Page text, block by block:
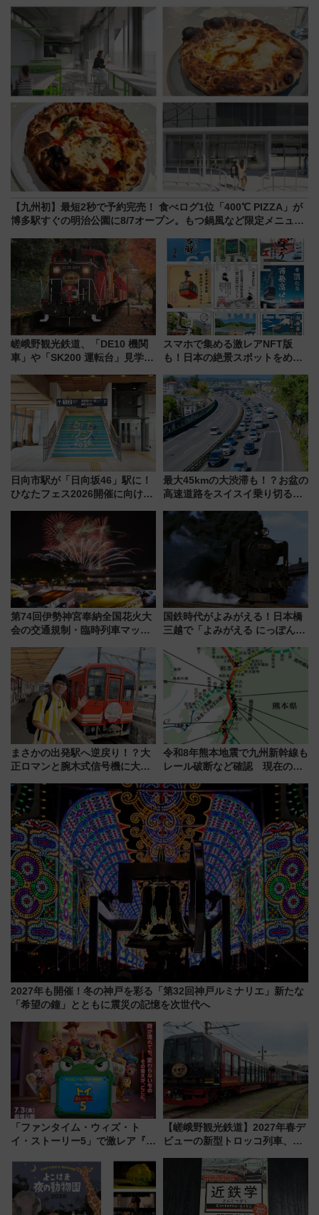
ーン始まる 条件は「夏の国内
線に2回搭乗」
月7日限定 ソフトバンクホーク
スとコラボ
【九州初】最短2秒で予約完売！ 食べログ1位「400℃ PIZZA」が
博多駅すぐの明治公園に8/7オープン。もつ鍋風など限定メニュー
嵯峨野観光鉄道、「DE10 機関
車」や「SK200 運転台」見学ツ
トの一環で激レア体験できちゃ
うかも 参加方法やスケジュール
をご紹介
スマホで集める激レアNFT版
も！日本の絶景スポットをめぐ
ん)」企画がスタート
日向市駅が「日向坂46」駅に！
ひなたフェス2026開催に向けJR
全力応援 夜行列車「ドリーム
おひさま号」も走る
最大45kmの大渋滞も！？お盆の
高速道路をスイスイ乗り切る快
第74回伊勢神宮奉納全国花火大
会の交通規制・臨時列車マッ
セス
国鉄時代がよみがえる！日本橋
三越で「よみがえる にっぽんの
敬の名作写真も、駅弁フェスも
同時開催！
まさかの出発駅へ逆戻り！？大
正ロマンと腕木式信号機に大興
目の舞台は岐阜県の「明知鉄
道」
令和8年熊本地震で九州新幹線も
レール破断など確認 現在の運
響
2027年も開催！冬の神戸を彩る「第32回神戸ルミナリエ」新たな
「希望の鐘」とともに震災の記憶を次世代へ
「ファンタイム・ウィズ・ト
イ・ストーリー5」で激レア『ロ
デコレーションも徹底解説
【嵯峨野観光鉄道】2027年春デ
ビューの新型トロッコ列車、い
は2026年で引退